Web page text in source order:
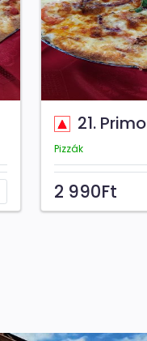
21. Primo
Pizzák
2 990Ft